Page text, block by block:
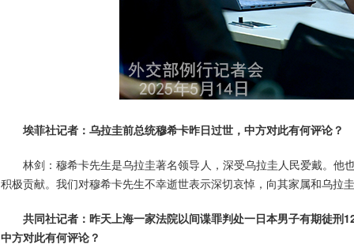
埃菲社记者：乌拉圭前总统穆希卡昨日过世，中方对此有何评论？
林剑：穆希卡先生是乌拉圭著名领导人，深受乌拉圭人民爱戴。
积极贡献。我们对穆希卡先生不幸逝世表示深切哀悼，向其家属和乌拉
共同社记者：昨天上海一家法院以间谍罪判处一日本男子有期徒
中方对此有何评论？